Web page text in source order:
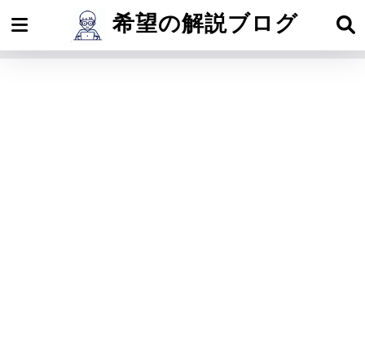
希望の解説ブログ